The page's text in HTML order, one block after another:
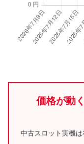
価格が動
中古スロット実機